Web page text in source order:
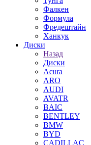
Фалкен
Формула
Фредештайн
Ханкук
Диски
Назад
Диски
Acura
ARO
AUDI
AVATR
BAIC
BENTLEY
BMW
BYD
CADILLAC